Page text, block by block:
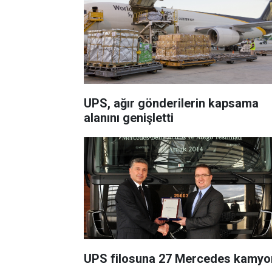
UPS, ağır gönderilerin kapsama
alanını genişletti
UPS filosuna 27 Mercedes